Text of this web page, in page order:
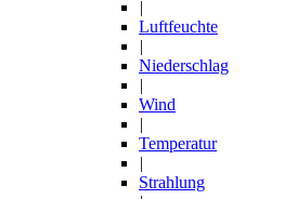
|
Luftfeuchte
|
Niederschlag
|
Wind
|
Temperatur
|
Strahlung